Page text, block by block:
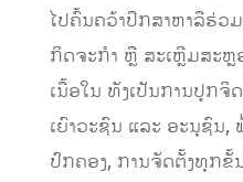
ໄປຄົ້ນຄວ້າປຶກສາຫາລືຮ່ວ
ກິດຈະກຳ ຫຼື ສະເຫຼີມສະຫຼ
ເນື້ອໃນ ທັງເປັນການປູກ
ເຍົາວະຊົນ ແລະ ອະນຸຊົນ
ປົກຄອງ, ການຈັດຕັ້ງທຸກຂັ້